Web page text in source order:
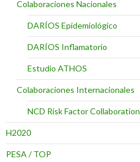
Colaboraciones Nacionales
DARÍOS Epidemiológico
DARÍOS Inflamatorio
Estudio ATHOS
Colaboraciones Internacionales
NCD Risk Factor Collaboration
H2020
PESA / TOP